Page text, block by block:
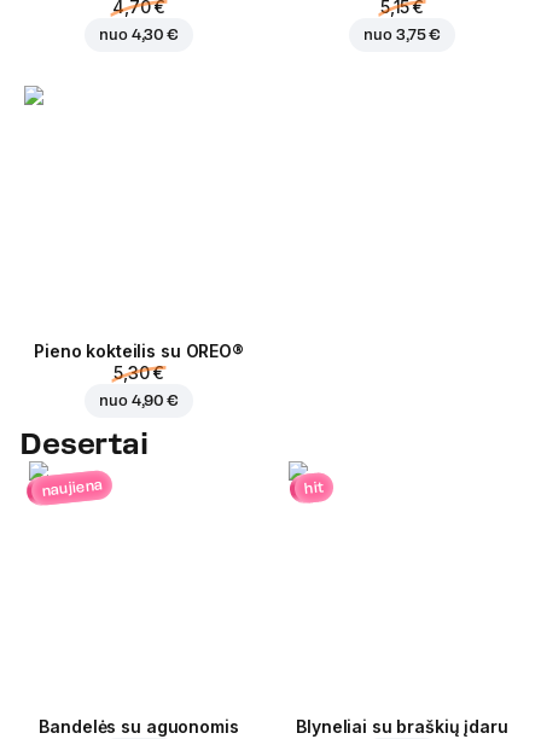
4,70 €
nuo 4,30 €
5,15 €
nuo 3,75 €
Pieno kokteilis su OREO®
5,30 €
nuo 4,90 €
Desertai
naujiena
Bandelės su aguonomis
hit
Blyneliai su braškių įdaru